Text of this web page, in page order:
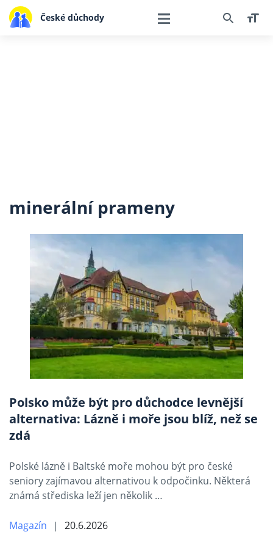
České důchody
minerální prameny
Polsko může být pro důchodce levnější
alternativa: Lázně i moře jsou blíž, než se
zdá
Polské lázně i Baltské moře mohou být pro české
seniory zajímavou alternativou k odpočinku. Některá
známá střediska leží jen několik …
Magazín 20.6.2026